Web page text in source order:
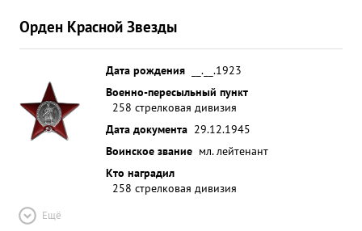
Орден Красной Звезды
Дата рождения
__.__.1923
Военно-пересыльный пункт
258 стрелковая дивизия
Дата документа 29.12.1945
Воинское звание мл. лейтенант
Кто наградил
258 стрелковая дивизия
Ещё